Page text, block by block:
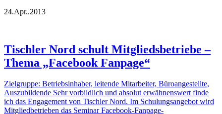
24.Apr..2013
Tischler Nord schult Mitgliedsbetriebe –
Thema „Facebook Fanpage“
Zielgruppe: Betriebsinhaber, leitende Mitarbeiter, Büroangestellte,
Auszubildende Sehr vorbildlich und absolut erwähnenswert finde
ich das Engagement von Tischler Nord. Im Schulungsangebot wird
Mitgliedbetrieben das Seminar Facebook-Fanpage-